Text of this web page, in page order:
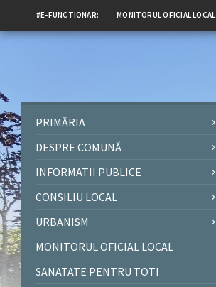
#E-FUNCTIONAR: MONITORUL OFICIAL LOCAL
PRIMĂRIA
DESPRE COMUNĂ
INFORMATII PUBLICE
CONSILIU LOCAL
URBANISM
MONITORUL OFICIAL LOCAL
SANATATE PENTRU TOTI